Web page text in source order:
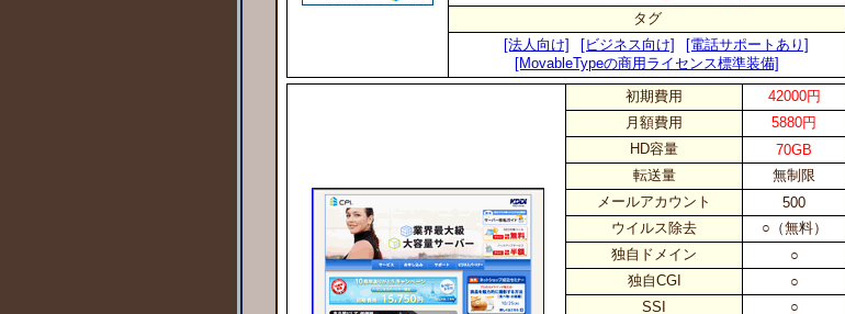
タグ
[法人向け]
[ビジネス向け]
[電話サポートあり]
[MovableTypeの商用ライセンス標準装備]
初期費用
42000円
月額費用
5880円
HD容量
70GB
転送量
無制限
メールアカウント
500
ウイルス除去
○（無料）
独自ドメイン
○
独自CGI
○
SSI
○